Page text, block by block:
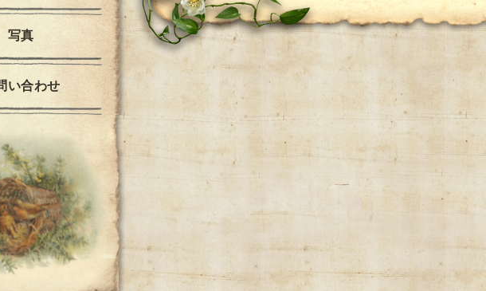
写真
い合わせ